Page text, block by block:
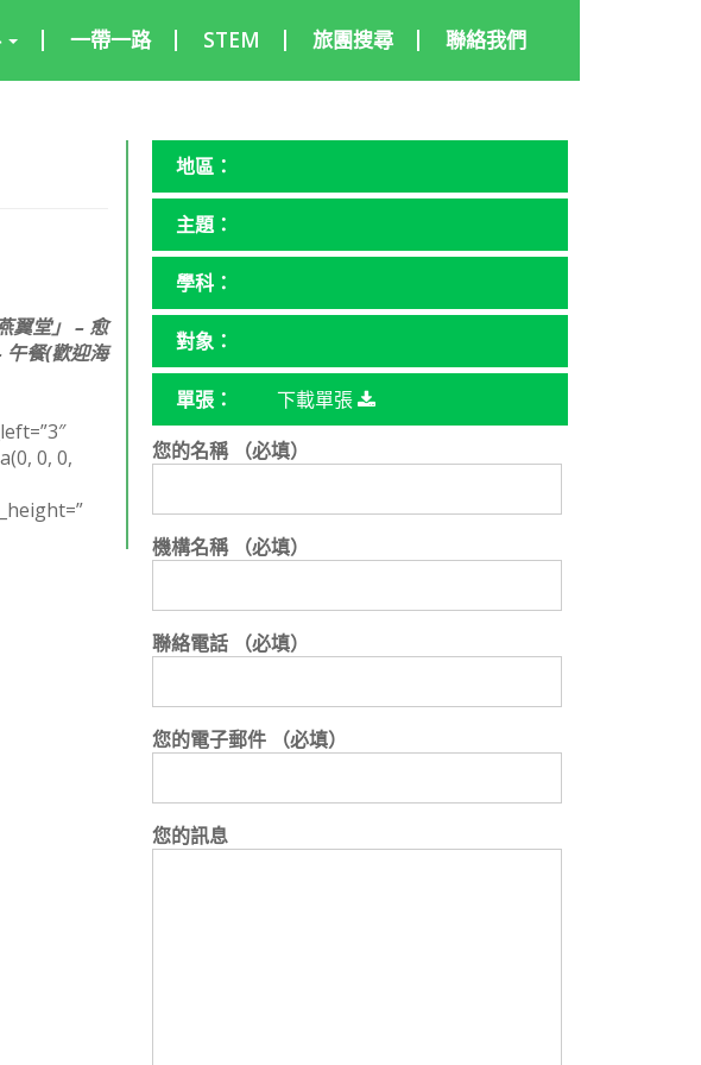
一帶一路 STEM 旅團搜尋 聯絡我們
翼堂」 – 愈
餐(歡迎海
0, 0,
地區：
主題：
學科：
對象：
單張：
下載單張
您的名稱 （必填）
機構名稱 （必填）
聯絡電話 （必填）
您的電子郵件 （必填）
您的訊息